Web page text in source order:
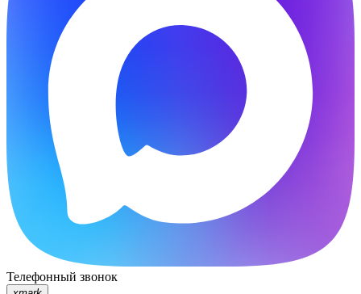
Телефонный звонок